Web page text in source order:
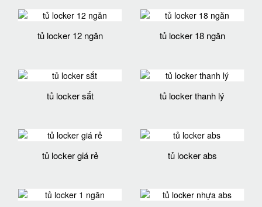
tủ locker 12 ngăn tủ locker 18 ngăn
tủ locker sắt tủ locker thanh lý
tủ locker giá rẻ tủ locker abs